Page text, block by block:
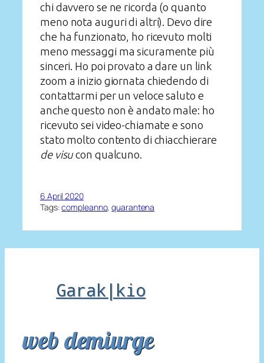
chi davvero se ne ricorda (o quanto
meno nota auguri di altri). Devo dire
che ha funzionato, ho ricevuto molti
meno messaggi ma sicuramente più
sinceri. Ho poi provato a dare un link
zoom a inizio giornata chiedendo di
contattarmi per un veloce saluto e
anche questo non è andato male: ho
ricevuto sei video-chiamate e sono
stato molto contento di chiacchierare
de visucon qualcuno.
6 April 2020
Tags:compleanno, quarantena
Garak|kio
web demiurge